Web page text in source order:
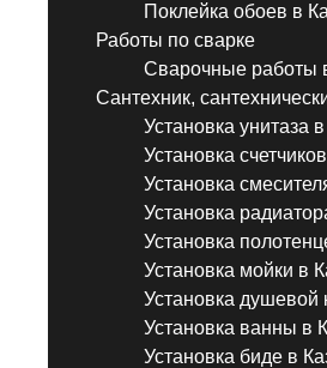
Поклейка обоев в
Работы по сварке
Сварочные работы
Сантехник,
Установка унитаза
Установка
Установка
Установка
Установка
Установка мойки в
Установка душевой
Установка ванны в
Установка биде в